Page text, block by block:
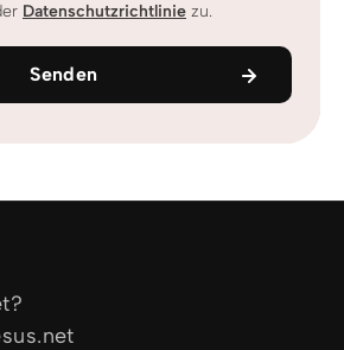
Datenschutzrichtlinie zu.
Senden